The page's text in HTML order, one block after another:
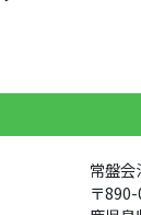
常盤会
〒